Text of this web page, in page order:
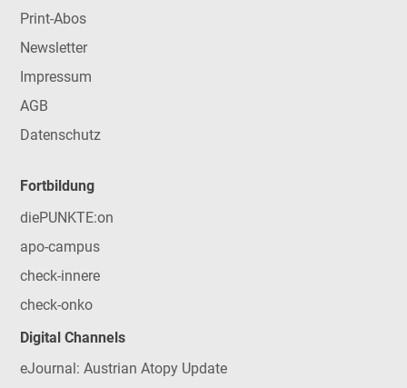
Print-Abos
Newsletter
Impressum
AGB
Datenschutz
Fortbildung
diePUNKTE:on
apo-campus
check-innere
check-onko
Digital Channels
eJournal: Austrian Atopy Update